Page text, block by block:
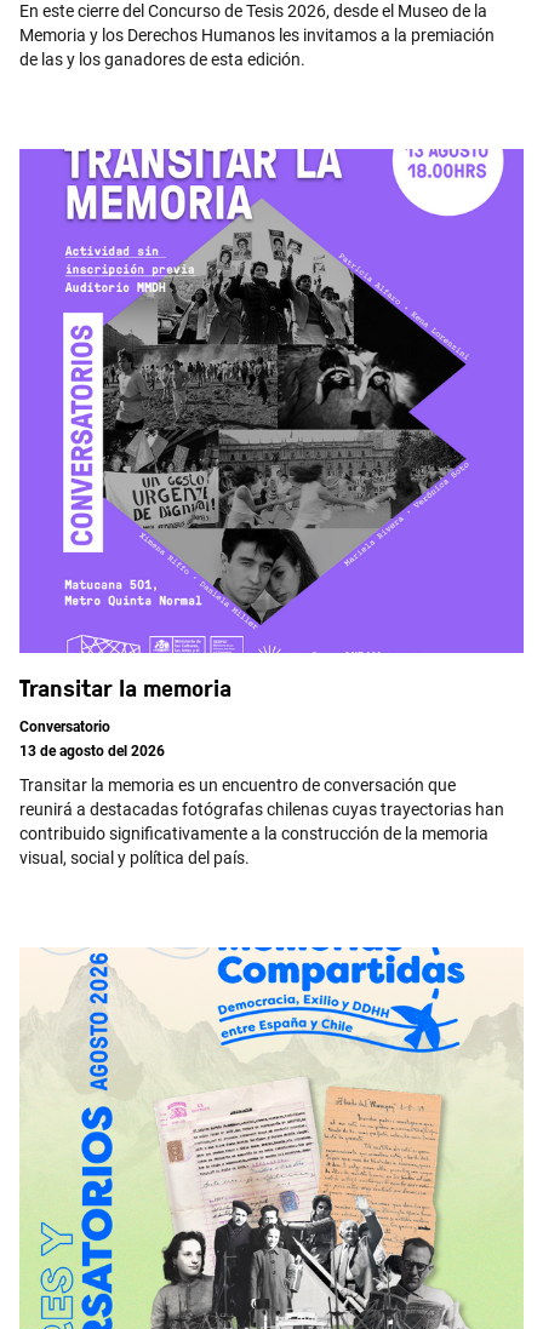
En este cierre del Concurso de Tesis 2026, desde el Museo de la
Memoria y los Derechos Humanos les invitamos a la premiación
de las y los ganadores de esta edición.
Transitar la memoria
Conversatorio
13 de agosto del 2026
Transitar la memoria es un encuentro de conversación que
reunirá a destacadas fotógrafas chilenas cuyas trayectorias han
contribuido significativamente a la construcción de la memoria
visual, social y política del país.